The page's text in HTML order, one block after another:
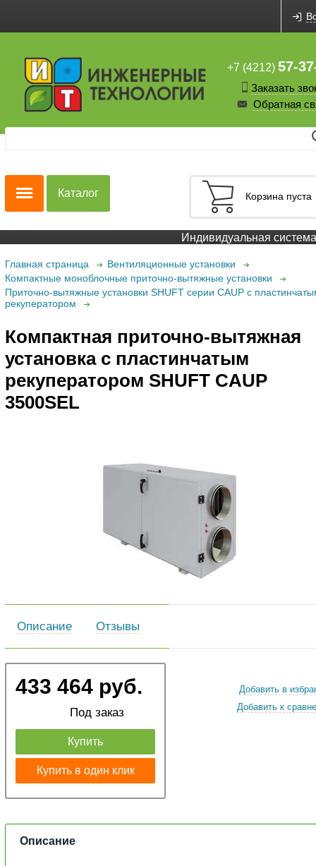
+7 (4212) 57-
Заказать
Обратная
Корзина пуста
Каталог
Индивидуальная система
Главная страница
Вентиляционные установки
Компактные моноблочные приточно-вытяжные установки
Приточно-вытяжные установки SHUFT серии CAUP с
рекуператором
Компактная приточно-вытяжная
установка с пластинчатым
рекуператором SHUFT CAUP
3500SEL
Описание Отзывы
433 464 руб.
Под заказ
Купить
Купить в один клик
Добавить в
Добавить к
Описание